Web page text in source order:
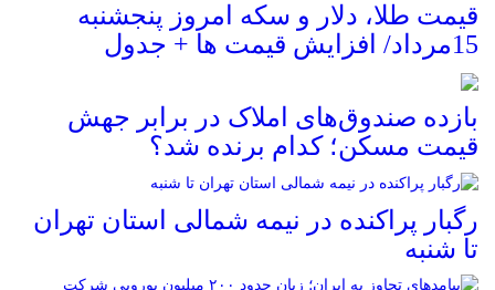
قیمت طلا، دلار و سکه امروز پنجشنبه
15مرداد/ افزایش قیمت ها + جدول
بازده صندوق‌های املاک در برابر جهش
قیمت مسکن؛ کدام برنده شد؟
رگبار پراکنده در نیمه شمالی استان تهران
تا شنبه